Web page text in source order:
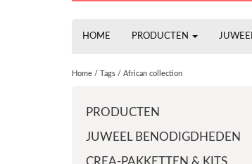
HOME PRODUCTEN
Home / Tags / African collection
PRODUCTEN
JUWEEL BENODIGDHEDEN
CREA-PAKKETTEN & KITS